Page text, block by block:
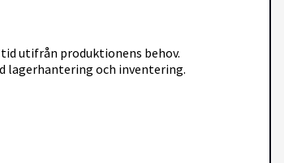
utifrån produktionens behov.
lagerhantering och inventering.